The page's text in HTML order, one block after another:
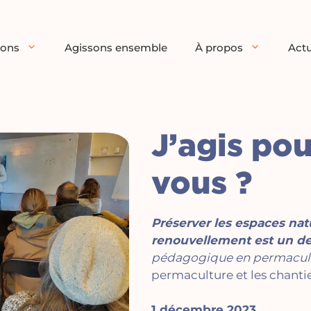
Agissons ensemble À propos
J’agis
vous ?
Préserver les espaces
renouvellement est un
pédagogique en
permaculture et les